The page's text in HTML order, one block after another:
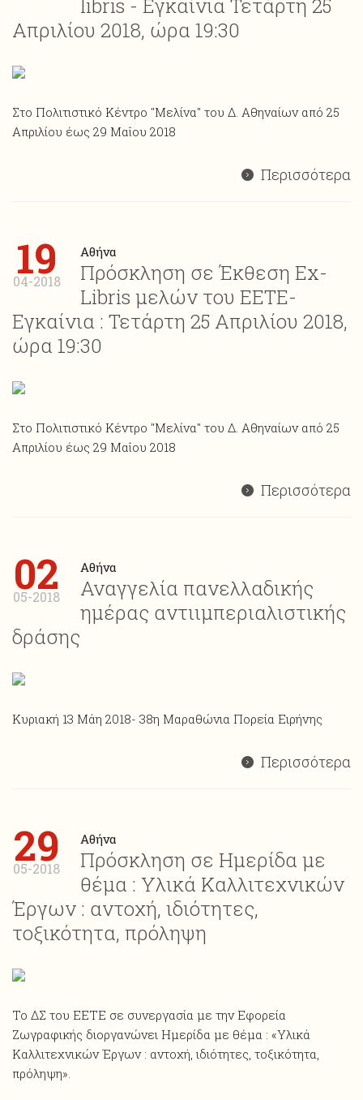
libris - Εγκαίνια Τετάρτη 25
Απριλίου 2018, ώρα 19:30
Στο Πολιτιστικό Κέντρο "Μελίνα" του Δ. Αθηναίων από 25
Απριλίου έως 29 Μαΐου 2018
Περισσότερα
19
04-2018
Αθήνα
Πρόσκληση σε Έκθεση Ex-
Libris μελών του ΕΕΤΕ-
Εγκαίνια : Τετάρτη 25 Απριλίου 2018,
ώρα 19:30
Στο Πολιτιστικό Κέντρο "Μελίνα" του Δ. Αθηναίων από 25
Απριλίου έως 29 Μαΐου 2018
Περισσότερα
02
05-2018
Αθήνα
Αναγγελία πανελλαδικής
ημέρας αντιιμπεριαλιστικής
δράσης
Κυριακή 13 Μάη 2018- 38η Μαραθώνια Πορεία Ειρήνης
Περισσότερα
29
05-2018
Αθήνα
Πρόσκληση σε Ημερίδα με
θέμα : Υλικά Καλλιτεχνικών
Έργων : αντοχή, ιδιότητες,
τοξικότητα, πρόληψη
Το ΔΣ του ΕΕΤΕ σε συνεργασία με την Εφορεία
Ζωγραφικής διοργανώνει Ημερίδα με θέμα : «Υλικά
Καλλιτεχνικών Έργων : αντοχή, ιδιότητες, τοξικότητα,
πρόληψη».